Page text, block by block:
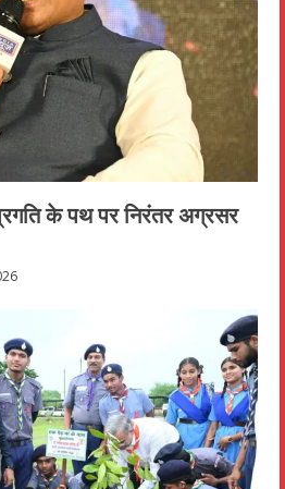
के पथ पर निरंतर अग्रसर